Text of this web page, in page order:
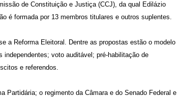
de Constituição e Justiça (CCJ), da qual Edilázio
é formada por 13 membros titulares e outros suplentes.
a Reforma Eleitoral. Dentre as propostas estão o modelo
voto auditável; pré-habilitação de
e referendos.
Partidária; o regimento da Câmara e do Senado Federal e